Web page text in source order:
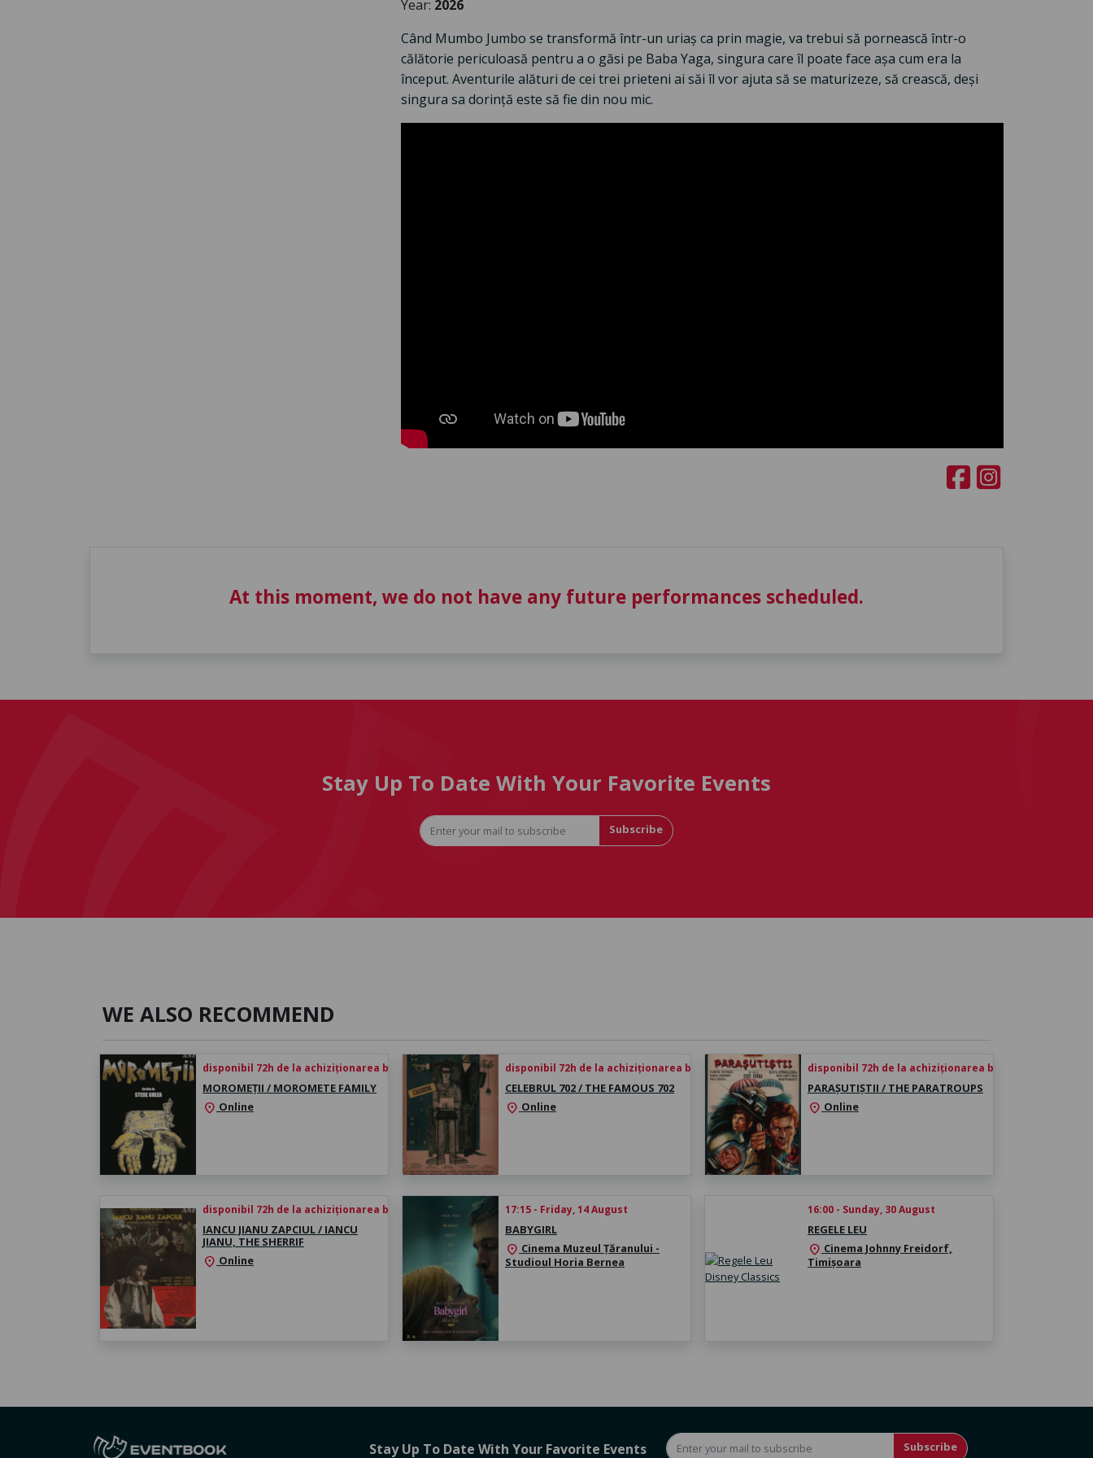
Year: 2026
Când Mumbo Jumbo se transformă într-un uriaș ca prin magie, va trebui să pornească într-o
călătorie periculoasă pentru a o găsi pe Baba Yaga, singura care îl poate face așa cum era la
început. Aventurile alături de cei trei prieteni ai săi îl vor ajuta să se maturizeze, să crească, deși
singura sa dorință este să fie din nou mic.
At this moment, we do not have any future performances scheduled.
Stay Up To Date With Your Favorite Events
Subscribe
WE ALSO RECOMMEND
disponibil 72h de la achiziționarea biletului
MOROMEȚII / MOROMETE FAMILY
location_on Online
disponibil 72h de la achiziționarea biletului
CELEBRUL 702 / THE FAMOUS 702
location_on Online
disponibil 72h de la achiziționarea biletului
PARAȘUTIȘTII / THE PARATROUPS
location_on Online
disponibil 72h de la achiziționarea biletului
IANCU JIANU ZAPCIUL / IANCU
JIANU, THE SHERRIF
location_on Online
17:15 - Friday, 14 August
BABYGIRL
location_on Cinema Muzeul Țăranului -
Studioul Horia Bernea
16:00 - Sunday, 30 August
REGELE LEU
location_on Cinema Johnny Freidorf,
Timișoara
Stay Up To Date With Your Favorite Events Subscribe